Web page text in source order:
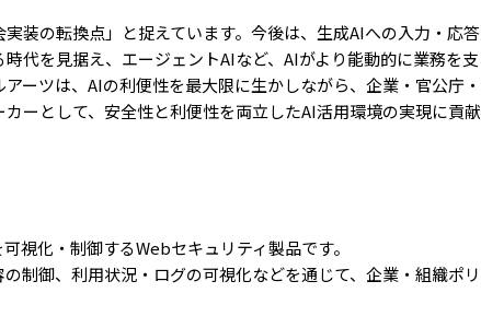
装の転換点」と捉えています。今後は、生成AIへの入力・応答
代を見据え、エージェントAIなど、AIがより能動的に業務を支
ーツは、AIの利便性を最大限に生かしながら、企業・官公庁・
ーとして、安全性と利便性を両立したAI活用環境の実現に貢献
視化・制御するWebセキュリティ製品です。
制御、利用状況・ログの可視化などを通じて、企業・組織ポリ